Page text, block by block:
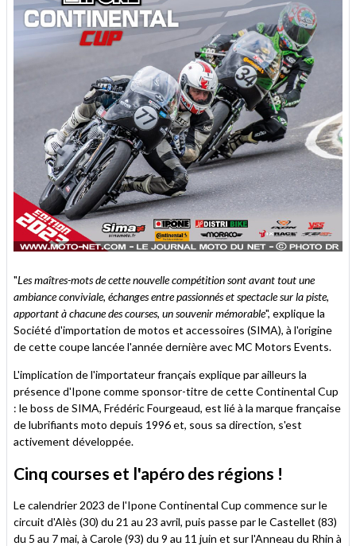
"Les maîtres-mots de cette nouvelle compétition sont avant tout une
ambiance conviviale, échanges entre passionnés et spectacle sur la piste,
apportant à chacune des courses, un souvenir mémorable", explique la
Société d'importation de motos et accessoires (SIMA), à l'origine
de cette coupe lancée l'année dernière avec MC Motors Events.
L'implication de l'importateur français explique par ailleurs la
présence d'Ipone comme sponsor-titre de cette Continental Cup
: le boss de SIMA, Frédéric Fourgeaud, est lié à la marque française
de lubrifiants moto depuis 1996 et, sous sa direction, s'est
activement développée.
Cinq courses et l'apéro des régions !
Le calendrier 2023 de l'Ipone Continental Cup commence sur le
circuit d'Alès (30) du 21 au 23 avril, puis passe par le Castellet (83)
du 5 au 7 mai, à Carole (93) du 9 au 11 juin et sur l'Anneau du Rhin à